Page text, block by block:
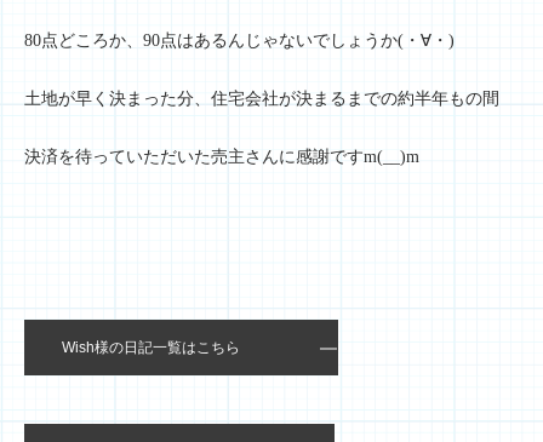
80点どころか、90点はあるんじゃないでしょうか(・∀・)
土地が早く決まった分、住宅会社が決まるまでの約半年もの間
決済を待っていただいた売主さんに感謝ですm(__)m
Wish様の日記一覧はこちら